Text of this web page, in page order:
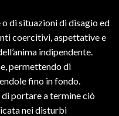
di situazioni di disagio ed
coercitivi, aspettative e
indipendente.
permettendo di
fino in fondo.
portare a termine ciò
nei disturbi